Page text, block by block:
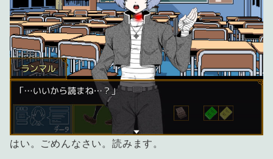
はい。ごめんなさい。読みます。